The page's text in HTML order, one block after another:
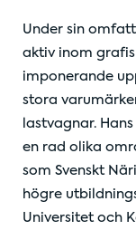
Under sin
aktiv inom
imponerande
stora
lastvagnar.
en rad olika
som Svenskt
högre
Universitet och